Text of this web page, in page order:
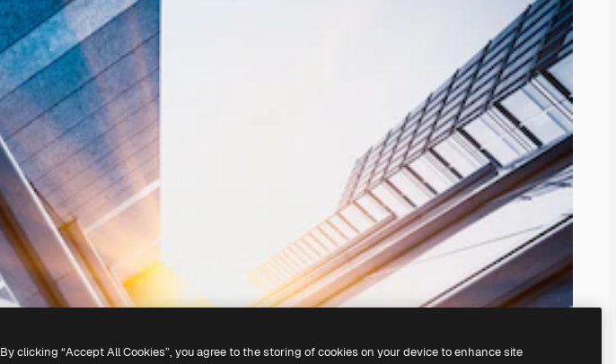
By clicking “Accept All Cookies”, you agree to the storing of cookies on your device to enhance site